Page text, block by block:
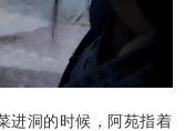
进洞的时候，阿苑指着